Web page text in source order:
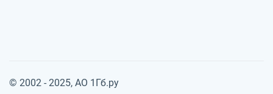
© 2002 - 2025, АО 1Гб.ру